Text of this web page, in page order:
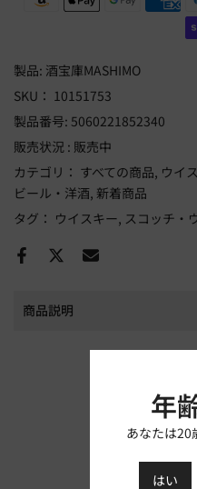
製品: 酒宝庫MASHIMO
SKU： 10151753
製品番号: 5060221852340
販売状況 : 販売中
カテゴリ： すべての商品 ウイ
ビール・洋酒 新着商品
タグ： ウイスキー スコッチ・
商品説明
レビュー
レビ
年
あなたは20
はい